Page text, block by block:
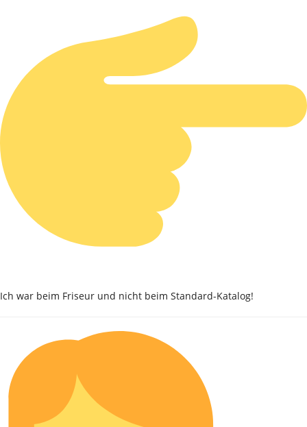
Ich war beim Friseur und nicht beim Standard-Katalog!